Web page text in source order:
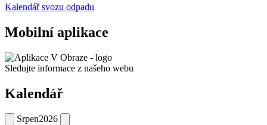
Kalendář svozu odpadu
Mobilní aplikace
Sledujte informace z našeho webu
Kalendář
Srpen2026